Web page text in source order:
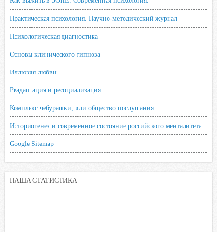
Практическая психология. Научно-методический журнал
Психологическая диагностика
Основы клинического гипноза
Иллюзия любви
Реадаптация и ресоциализация
Комплекс чебурашки, или общество послушания
Историогенез и современное состояние российского менталитета
Google Sitemap
НАША СТАТИСТИКА